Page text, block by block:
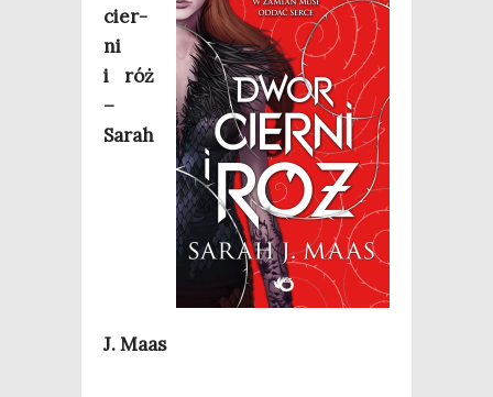
cier­
ni
i róż
–
Sarah
J. Maas